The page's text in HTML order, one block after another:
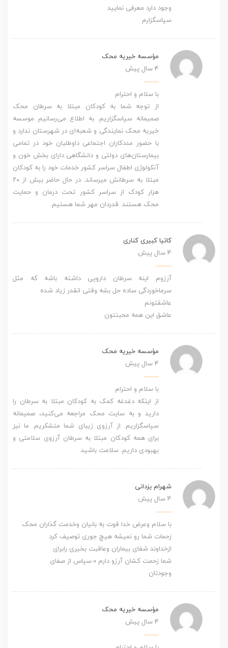
وجود دارد معرفی نمایید
سپاسگزارم
مؤسسه خیریه محک
4 سال پیش
با سلام و احترام
از توجه شما به کودکان مبتلا به سرطان محک
صمیمانه سپاسگزاریم. به اطلاع می‌رسانیم موسسه
خیریه محک نمایندگی و شعبه‌ای در شهرستان ندارد و
با حضور مددکاران اجتماعی داوطلبان خود در تمامی
بیمارستان‌های دولتی و دانشگاهی دارای بخش خون و
آنکولوژی اطفال سراسر کشور خدمات خود را به کودکان
مبتلا به سرطانش میرساند. در حال حاضر بیش از ۲۰
هزار کودک از سراسر کشور تحت درمان و حمایت
محک هستند. قدردان مهر شما هستیم.
کاتیا کبیری کناری
4 سال پیش
آرزوم اینه سرطان دارویی داشته باشه که مثل
سرماخوردگی ساده حل بشه وقتی انقدر زیاد شده
عاشقتونم
عاشق این همه محبتتون
مؤسسه خیریه محک
4 سال پیش
با سلام و احترام
از اینکه دغدغه کمک به کودکان مبتلا به سرطان را
دارید و به سایت محک مراجعه می‌کنید، صمیمانه
سپاسگزاریم. از آرزوی زیبای شما متشکریم. ما نیز
برای همه کودکان مبتلا به سرطان آرزوی سلامتی و
بهبودی داریم. سلامت باشید.
شهرام یزدانی
4 سال پیش
با سلام وعرض خدا قوت به بانیان وخدمت گذاران محک
زحمات شما رو نمیشه هیچ جوری توصیف کرد
ازخداوند شفای بیماران وعاقبت بخیری رابرای
شما زحمت کشان آرزو دارم ۰.سپاس از صفای
وجودتان
مؤسسه خیریه محک
4 سال پیش